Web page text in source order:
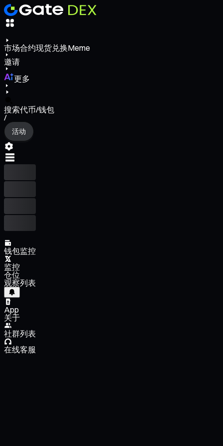
市场合约现货兑换Meme
邀请
更多
搜索代币/钱包
/
活动
钱包监控
监控
仓位
观察列表
App
关于
社群列表
在线客服